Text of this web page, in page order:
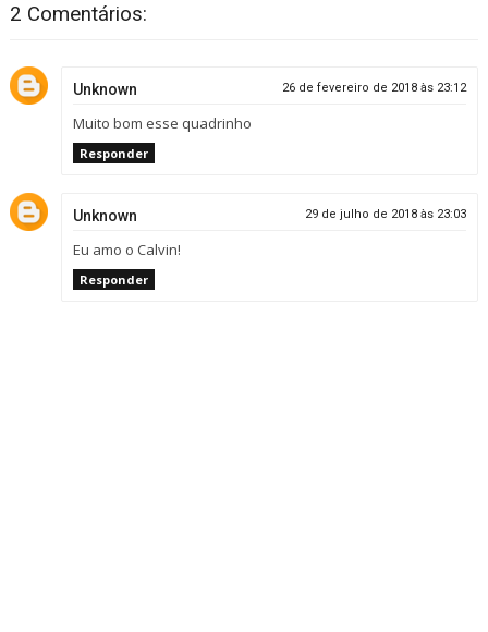
2 Comentários:
Unknown 26 de fevereiro de 2018 às 23:12
Muito bom esse quadrinho
Responder
Unknown 29 de julho de 2018 às 23:03
Eu amo o Calvin!
Responder